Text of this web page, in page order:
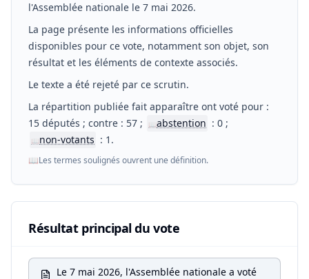
l'Assemblée nationale le 7 mai 2026.
La page présente les informations officielles
disponibles pour ce vote, notamment son objet, son
résultat et les éléments de contexte associés.
Le texte a été rejeté par ce scrutin.
La répartition publiée fait apparaître ont voté pour :
15 députés ; contre : 57 ;
📖abstention : 0 ;
📖non-votants : 1.
📖Les termes soulignés ouvrent une définition.
Résultat principal du vote
Le 7 mai 2026, l'Assemblée nationale a voté